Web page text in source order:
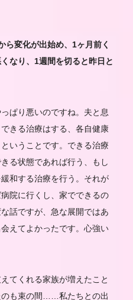
ら変化が出始め、1ヶ月前く
なり、1週間を切ると昨日と
ぱり悪いのですね。夫と息
きる治療はする、各自健康
いうことです。できる治療
る状態であれば行う、もし
和する治療を行う。それが
院に行くし、家でできるの
話ですが、急な展開ではあ
えてよかったです。心強い
てくれる家族が増えたこと
のも束の間……私たちとの出